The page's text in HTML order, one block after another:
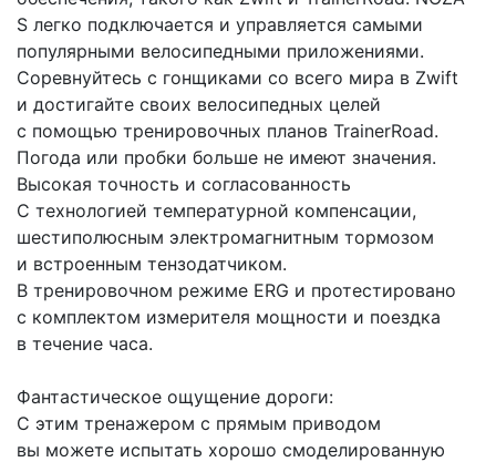
S легко подключается и управляется самыми
популярными велосипедными приложениями.
Соревнуйтесь с гонщиками со всего мира в Zwift
и достигайте своих велосипедных целей
с помощью тренировочных планов TrainerRoad.
Погода или пробки больше не имеют значения.
Высокая точность и согласованность
С технологией температурной компенсации,
шестиполюсным электромагнитным тормозом
и встроенным тензодатчиком.
В тренировочном режиме ERG и протестировано
с комплектом измерителя мощности и поездка
в течение часа.
Фантастическое ощущение дороги:
С этим тренажером с прямым приводом
вы можете испытать хорошо смоделированную